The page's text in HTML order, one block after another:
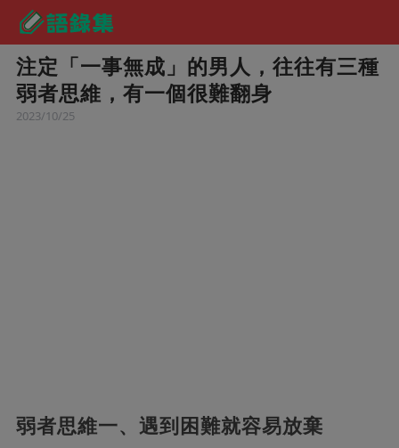
注定「一事無成」的男人，往往有三種
弱者思維，有一個很難翻身
2023/10/25
弱者思維一、遇到困難就容易放棄